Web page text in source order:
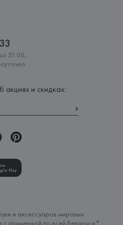
21:00,
акциях и скидках:
Play
и аксессуаров мировых
с примеркой по всей Беларуси*.